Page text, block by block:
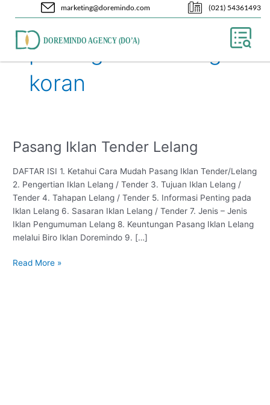
content
marketing@doremindo.com (021) 54361493
pasang iklan lelang
koran
Pasang Iklan Tender Lelang
DAFTAR ISI 1. Ketahui Cara Mudah Pasang Iklan Tender/Lelang
2. Pengertian Iklan Lelang / Tender 3. Tujuan Iklan Lelang /
Tender 4. Tahapan Lelang / Tender 5. Informasi Penting pada
Iklan Lelang 6. Sasaran Iklan Lelang / Tender 7. Jenis – Jenis
Iklan Pengumuman Lelang 8. Keuntungan Pasang Iklan Lelang
melalui Biro Iklan Doremindo 9. […]
Pasang
Tender
Lelang
Read More »